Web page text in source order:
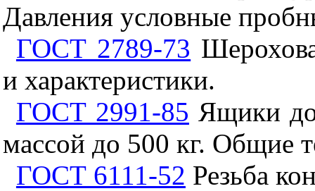
Давления условные
ГОСТ 2789-73
и характеристики.
ГОСТ 2991-85 Ящики
массой до 500 кг. Общие
ГОСТ 6111-52 Резьба